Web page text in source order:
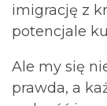
imigrację z
potencjale
Ale my się
prawda, a